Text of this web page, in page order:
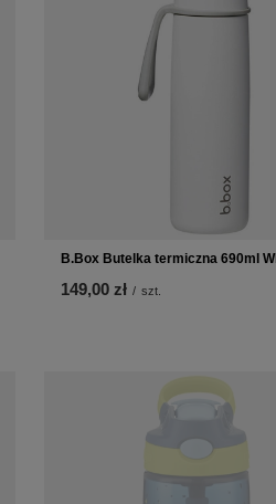
B.Box Butelka termiczna 690ml
149,00 zł / szt.